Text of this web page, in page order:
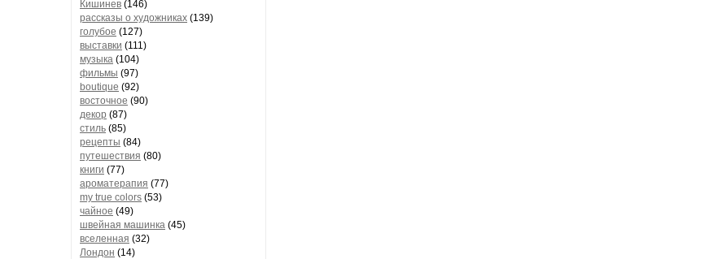
Кишинев (146)
рассказы о художниках (139)
голубое (127)
выставки (111)
музыка (104)
фильмы (97)
boutique (92)
восточное (90)
декор (87)
стиль (85)
рецепты (84)
путешествия (80)
книги (77)
ароматерапия (77)
my true colors (53)
чайное (49)
швейная машинка (45)
вселенная (32)
Лондон (14)